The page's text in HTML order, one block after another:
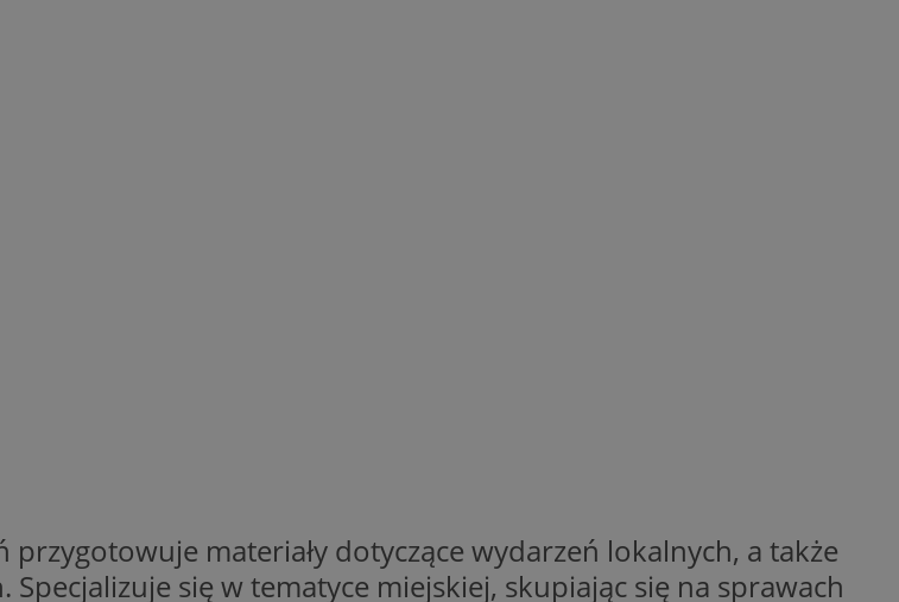
materiały dotyczące wydarzeń lokalnych, a także
się w tematyce miejskiej, skupiając się na sprawach